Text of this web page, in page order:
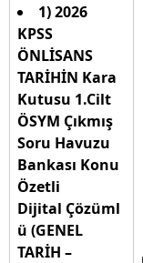
1) 2026
KPSS
ÖNLİSANS
TARİHİN Kara
Kutusu 1.Cilt
ÖSYM Çıkmış
Soru Havuzu
Bankası Konu
Özetli
Dijital Çözüml
ü (GENEL
TARİH –